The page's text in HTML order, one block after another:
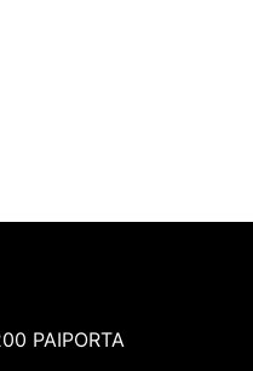
PAIPORTA